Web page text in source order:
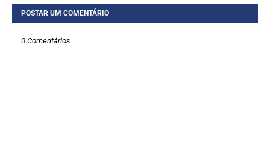
POSTAR UM COMENTÁRIO
0 Comentários